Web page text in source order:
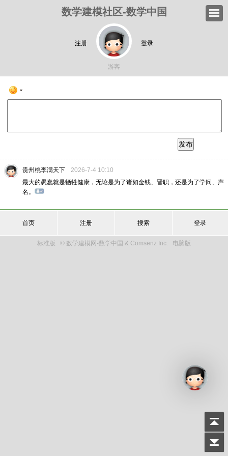
数学建模社区-数学中国
注册 登录
游客
发布
贵州桃李满天下
2026-7-4 10:10
最大的愚蠢就是牺牲健康，无论是为了诸如金钱、晋职，还是为了学问、声
名。
首页 注册 搜索 登录
标准版 © 数学建模网-数学中国 & Comsenz Inc. 电脑版